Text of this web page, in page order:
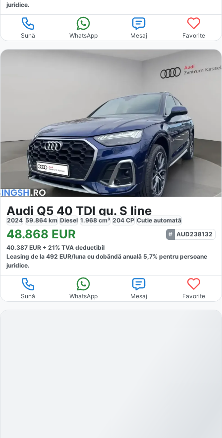
juridice.
Sună WhatsApp Mesaj Favorite
Audi Q5 40 TDI qu. S line
2024 59.864 km Diesel 1.968 cm³ 204 CP Cutie automată
48.868 EUR
AUD238132
40.387 EUR + 21% TVA deductibil
Leasing de la 492 EUR/luna cu dobăndă anuală 5,7% pentru persoane
juridice.
Sună WhatsApp Mesaj Favorite